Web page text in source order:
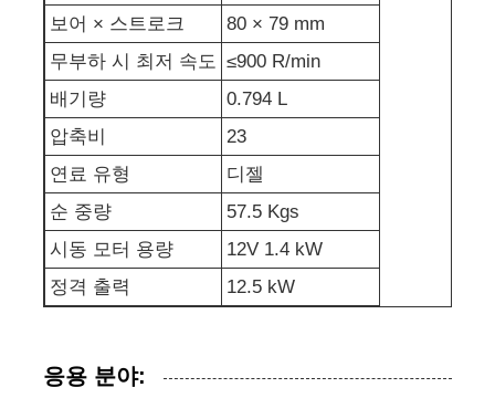
발전기 세트에 방음 장치를 하세요
가정용 생성기
덮개 발전기 세트
저소음 발생기
발전기 유지보수
용접 발전기 세트
보어 × 스트로크
80 × 79 mm
무부하 시 최저 속도 ≤900 R/min
배기량
0.794 L
압축비
23
연료 유형
디젤
순 중량
57.5 Kgs
시동 모터 용량
12V 1.4 kW
정격 출력
12.5 kW
응용 분야: